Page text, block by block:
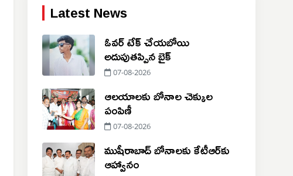
Latest News
ఓవర్ టేక్ చేయబోయి
అదుపుతప్పిన బైక్
07-08-2026
ఆలయాలకు బోనాల చెక్కుల
పంపిణీ
07-08-2026
ముషీరాబాద్ బోనాలకు కేటీఆర్‌కు
ఆహ్వానం